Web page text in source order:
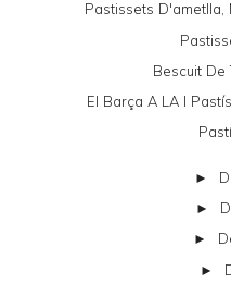
Pastissets D'ametlla,
Bescuit De
El Barça A LA I
►
►
►
►